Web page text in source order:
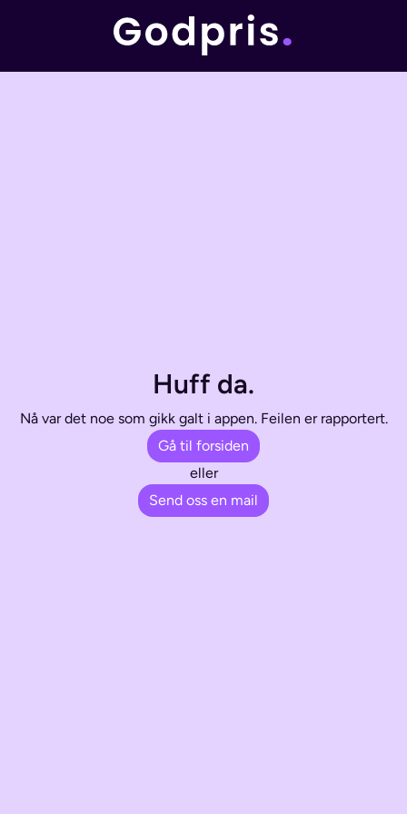
Huff da.
Nå var det noe som gikk galt i appen. Feilen er rapportert.
Gå til forsiden
eller
Send oss en mail